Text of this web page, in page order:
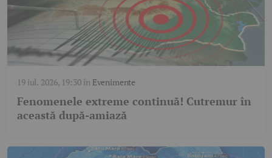
19 iul. 2026, 19:30în Evenimente
Fenomenele extreme continuă! Cutremur în
această după-amiază